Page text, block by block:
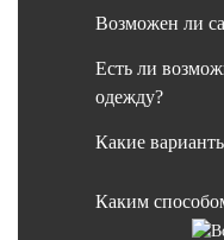
Возможен ли
Есть ли
одежду?
Какие
Каким